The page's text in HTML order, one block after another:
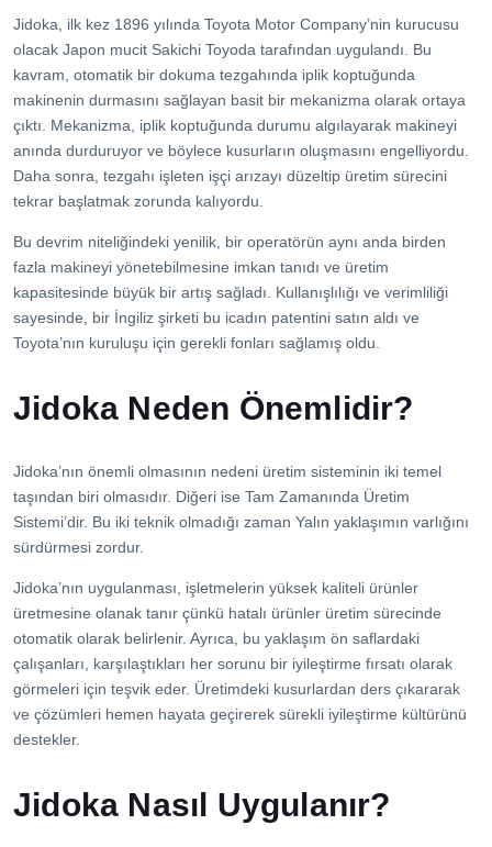
Jidoka, ilk kez 1896 yılında Toyota Motor Company’nin kurucusu
olacak Japon mucit Sakichi Toyoda tarafından uygulandı. Bu
kavram, otomatik bir dokuma tezgahında iplik koptuğunda
makinenin durmasını sağlayan basit bir mekanizma olarak ortaya
çıktı. Mekanizma, iplik koptuğunda durumu algılayarak makineyi
anında durduruyor ve böylece kusurların oluşmasını engelliyordu.
Daha sonra, tezgahı işleten işçi arızayı düzeltip üretim sürecini
tekrar başlatmak zorunda kalıyordu.
Bu devrim niteliğindeki yenilik, bir operatörün aynı anda birden
fazla makineyi yönetebilmesine imkan tanıdı ve üretim
kapasitesinde büyük bir artış sağladı. Kullanışlılığı ve verimliliği
sayesinde, bir İngiliz şirketi bu icadın patentini satın aldı ve
Toyota’nın kuruluşu için gerekli fonları sağlamış oldu.
Jidoka Neden Önemlidir?
Jidoka’nın önemli olmasının nedeni üretim sisteminin iki temel
taşından biri olmasıdır. Diğeri ise Tam Zamanında Üretim
Sistemi’dir. Bu iki teknik olmadığı zaman Yalın yaklaşımın varlığını
sürdürmesi zordur.
Jidoka’nın uygulanması, işletmelerin yüksek kaliteli ürünler
üretmesine olanak tanır çünkü hatalı ürünler üretim sürecinde
otomatik olarak belirlenir. Ayrıca, bu yaklaşım ön saflardaki
çalışanları, karşılaştıkları her sorunu bir iyileştirme fırsatı olarak
görmeleri için teşvik eder. Üretimdeki kusurlardan ders çıkararak
ve çözümleri hemen hayata geçirerek sürekli iyileştirme kültürünü
destekler.
Jidoka Nasıl Uygulanır?